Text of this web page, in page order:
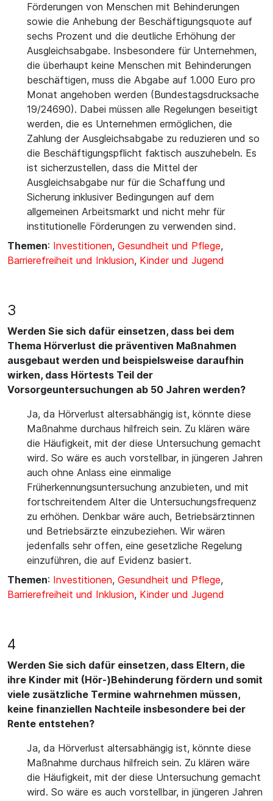
Förderungen von Menschen mit Behinderungen
sowie die Anhebung der Beschäftigungsquote auf
sechs Prozent und die deutliche Erhöhung der
Ausgleichsabgabe. Insbesondere für Unternehmen,
die überhaupt keine Menschen mit Behinderungen
beschäftigen, muss die Abgabe auf 1.000 Euro pro
Monat angehoben werden (Bundestagsdrucksache
19/24690). Dabei müssen alle Regelungen beseitigt
werden, die es Unternehmen ermöglichen, die
Zahlung der Ausgleichsabgabe zu reduzieren und so
die Beschäftigungspflicht faktisch auszuhebeln. Es
ist sicherzustellen, dass die Mittel der
Ausgleichsabgabe nur für die Schaffung und
Sicherung inklusiver Bedingungen auf dem
allgemeinen Arbeitsmarkt und nicht mehr für
institutionelle Förderungen zu verwenden sind.
Themen: Investitionen, Gesundheit und Pflege,
Barrierefreiheit und Inklusion, Kinder und Jugend
3
Werden Sie sich dafür einsetzen, dass bei dem
Thema Hörverlust die präventiven Maßnahmen
ausgebaut werden und beispielsweise daraufhin
wirken, dass Hörtests Teil der
Vorsorgeuntersuchungen ab 50 Jahren werden?
Ja, da Hörverlust altersabhängig ist, könnte diese
Maßnahme durchaus hilfreich sein. Zu klären wäre
die Häufigkeit, mit der diese Untersuchung gemacht
wird. So wäre es auch vorstellbar, in jüngeren Jahren
auch ohne Anlass eine einmalige
Früherkennungsuntersuchung anzubieten, und mit
fortschreitendem Alter die Untersuchungsfrequenz
zu erhöhen. Denkbar wäre auch, Betriebsärztinnen
und Betriebsärzte einzubeziehen. Wir wären
jedenfalls sehr offen, eine gesetzliche Regelung
einzuführen, die auf Evidenz basiert.
Themen: Investitionen, Gesundheit und Pflege,
Barrierefreiheit und Inklusion, Kinder und Jugend
4
Werden Sie sich dafür einsetzen, dass Eltern, die
ihre Kinder mit (Hör-)Behinderung fördern und somit
viele zusätzliche Termine wahrnehmen müssen,
keine finanziellen Nachteile insbesondere bei der
Rente entstehen?
Ja, da Hörverlust altersabhängig ist, könnte diese
Maßnahme durchaus hilfreich sein. Zu klären wäre
die Häufigkeit, mit der diese Untersuchung gemacht
wird. So wäre es auch vorstellbar, in jüngeren Jahren